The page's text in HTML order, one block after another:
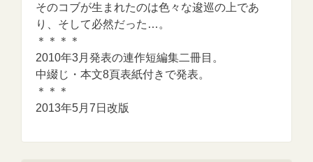
そのコブが生まれたのは色々な逡巡の上であ
り、そして必然だった…。
＊＊＊＊
2010年3月発表の連作短編集二冊目。
中綴じ・本文8頁表紙付きで発表。
＊＊＊
2013年5月7日改版